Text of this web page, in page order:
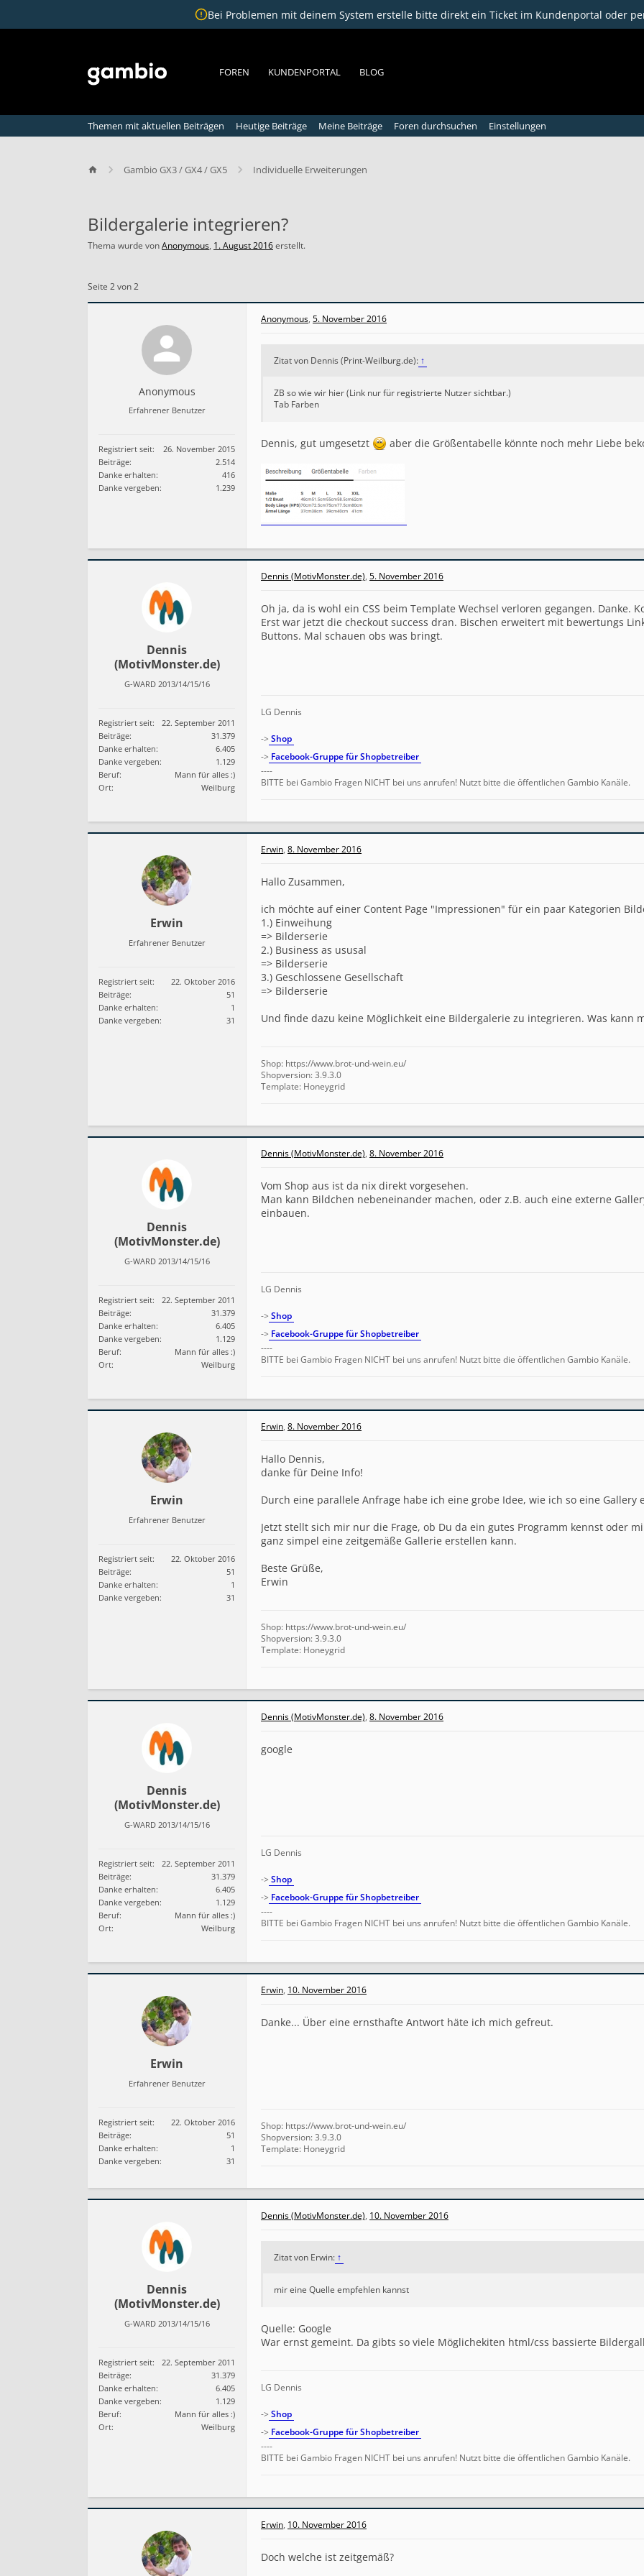
Bei Problemen mit deinem System erstelle bitte direkt ein Ticket im Kundenportal oder
FOREN
Themen mit aktuellen Beiträgen Heutige Beiträge Meine Beiträge Foren durchsuchen Einstellungen
KUNDENPORTAL BLOG
Gambio GX3 / GX4 / GX5 Individuelle Erweiterungen
Bildergalerie integrieren?
Thema wurde vonAnonymous, 1. August 2016erstellt.
i
l
d
n
?
Seite 2 von 2
Anonymous
Erfahrener Benutzer
Registriert seit:
26. November 2015
Beiträge:
2.514
Danke erhalten:
416
Danke vergeben:
1.239
Anonymous, 5. November 2016
Zitat von Dennis (Print-Weilburg.de): ↑
ZB so wie wir hier (Link nur für registrierte Nutzer sichtbar.)
Tab Farben
Dennis, gut umgesetzt aber die Größentabelle könnte noch mehr Liebe
Dennis
(MotivMonster.de)
G-WARD 2013/14/15/16
Registriert seit:
22. September 2011
Beiträge:
31.379
Danke erhalten:
6.405
Danke vergeben:
1.129
Beruf:
Mann für alles :)
Ort:
Weilburg
Dennis (MotivMonster.de), 5. November 2016
Oh ja, da is wohl ein CSS beim Template Wechsel verloren gegangen. Danke.
Erst war jetzt die checkout success dran. Bischen erweitert mit bewertungs
Buttons. Mal schauen obs was bringt.
LG Dennis
-> Shop
-> Facebook-Gruppe für Shopbetreiber
----
BITTE bei Gambio Fragen NICHT bei uns anrufen! Nutzt bitte die öffentlichen Gambio Kanäle.
Erwin
Erfahrener Benutzer
Registriert seit:
22. Oktober 2016
Beiträge:
51
Danke erhalten:
1
Danke vergeben:
31
Erwin, 8. November 2016
Hallo Zusammen,
ich möchte auf einer Content Page "Impressionen" für ein paar Kategorien
1.) Einweihung
=> Bilderserie
2.) Business as ususal
=> Bilderserie
3.) Geschlossene Gesellschaft
=> Bilderserie
Und finde dazu keine Möglichkeit eine Bildergalerie zu integrieren. Was kann
Shop: https://www.brot-und-wein.eu/
Shopversion: 3.9.3.0
Template: Honeygrid
Dennis
(MotivMonster.de)
G-WARD 2013/14/15/16
Registriert seit:
22. September 2011
Beiträge:
31.379
Danke erhalten:
6.405
Danke vergeben:
1.129
Beruf:
Mann für alles :)
Ort:
Weilburg
Dennis (MotivMonster.de), 8. November 2016
Vom Shop aus ist da nix direkt vorgesehen.
Man kann Bildchen nebeneinander machen, oder z.B. auch eine externe
einbauen.
LG Dennis
-> Shop
-> Facebook-Gruppe für Shopbetreiber
----
BITTE bei Gambio Fragen NICHT bei uns anrufen! Nutzt bitte die öffentlichen Gambio Kanäle.
Erwin
Erfahrener Benutzer
Registriert seit:
22. Oktober 2016
Beiträge:
51
Danke erhalten:
1
Danke vergeben:
31
Erwin, 8. November 2016
Hallo Dennis,
danke für Deine Info!
Durch eine parallele Anfrage habe ich eine grobe Idee, wie ich so eine Gallery
Jetzt stellt sich mir nur die Frage, ob Du da ein gutes Programm kennst oder
ganz simpel eine zeitgemäße Gallerie erstellen kann.
Beste Grüße,
Erwin
Shop: https://www.brot-und-wein.eu/
Shopversion: 3.9.3.0
Template: Honeygrid
Dennis
(MotivMonster.de)
G-WARD 2013/14/15/16
Registriert seit:
22. September 2011
Beiträge:
31.379
Danke erhalten:
6.405
Danke vergeben:
1.129
Beruf:
Mann für alles :)
Ort:
Weilburg
Dennis (MotivMonster.de), 8. November 2016
google
LG Dennis
-> Shop
-> Facebook-Gruppe für Shopbetreiber
----
BITTE bei Gambio Fragen NICHT bei uns anrufen! Nutzt bitte die öffentlichen Gambio Kanäle.
Erwin
Erfahrener Benutzer
Registriert seit:
22. Oktober 2016
Beiträge:
51
Danke erhalten:
1
Danke vergeben:
31
Erwin, 10. November 2016
Danke... Über eine ernsthafte Antwort häte ich mich gefreut.
Shop: https://www.brot-und-wein.eu/
Shopversion: 3.9.3.0
Template: Honeygrid
Dennis
(MotivMonster.de)
G-WARD 2013/14/15/16
Registriert seit:
22. September 2011
Beiträge:
31.379
Danke erhalten:
6.405
Danke vergeben:
1.129
Beruf:
Mann für alles :)
Ort:
Weilburg
Dennis (MotivMonster.de), 10. November 2016
Zitat von Erwin: ↑
mir eine Quelle empfehlen kannst
Quelle: Google
War ernst gemeint. Da gibts so viele Möglichekiten html/css bassierte
LG Dennis
-> Shop
-> Facebook-Gruppe für Shopbetreiber
----
BITTE bei Gambio Fragen NICHT bei uns anrufen! Nutzt bitte die öffentlichen Gambio Kanäle.
Erwin, 10. November 2016
Doch welche ist zeitgemäß?